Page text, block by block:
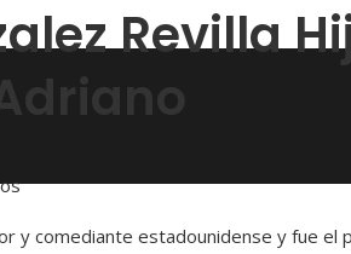
Revilla
y comediante estadounidense y fue el